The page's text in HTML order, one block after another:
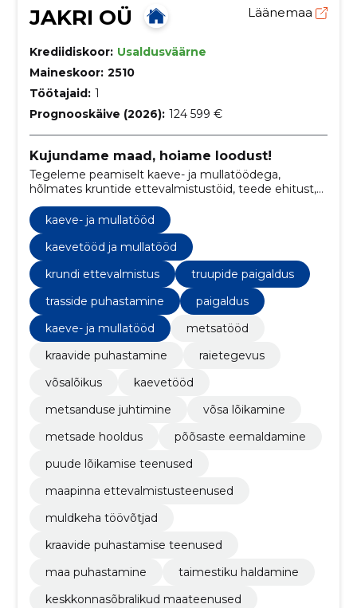
JAKRI OÜ Läänemaa
Krediidiskoor: Usaldusväärne
Maineskoor: 2510
Töötajaid: 1
Prognooskäive (2026): 124 599 €
Kujundame maad, hoiame loodust!
Tegeleme peamiselt kaeve- ja mullatöödega,
hõlmates kruntide ettevalmistustöid, teede ehitust,
võsalõikust ning palju muud. Eesmärk on tagada
klientidele terviklik lahendus.
kaeve- ja mullatööd
kaevetööd ja mullatööd
krundi ettevalmistus
truupide paigaldus
trasside puhastamine
paigaldus
kaeve- ja mullatööd
metsatööd
kraavide puhastamine
raietegevus
võsalõikus
kaevetööd
metsanduse juhtimine
võsa lõikamine
metsade hooldus
põõsaste eemaldamine
puude lõikamise teenused
maapinna ettevalmistusteenused
muldkeha töövõtjad
kraavide puhastamise teenused
maa puhastamine
taimestiku haldamine
keskkonnasõbralikud maateenused